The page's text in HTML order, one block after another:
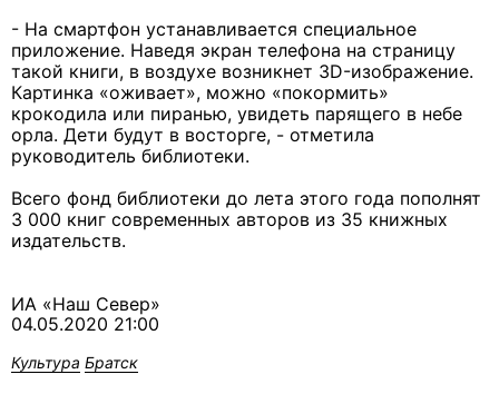
- На смартфон устанавливается специальное
приложение. Наведя экран телефона на страницу
такой книги, в воздухе возникнет 3D-изображение.
Картинка «оживает», можно «покормить»
крокодила или пиранью, увидеть парящего в небе
орла. Дети будут в восторге, - отметила
руководитель библиотеки.
Всего фонд библиотеки до лета этого года пополнят
3 000 книг современных авторов из 35 книжных
издательств.
ИА «Наш Север»
04.05.2020 21:00
Культура Братск